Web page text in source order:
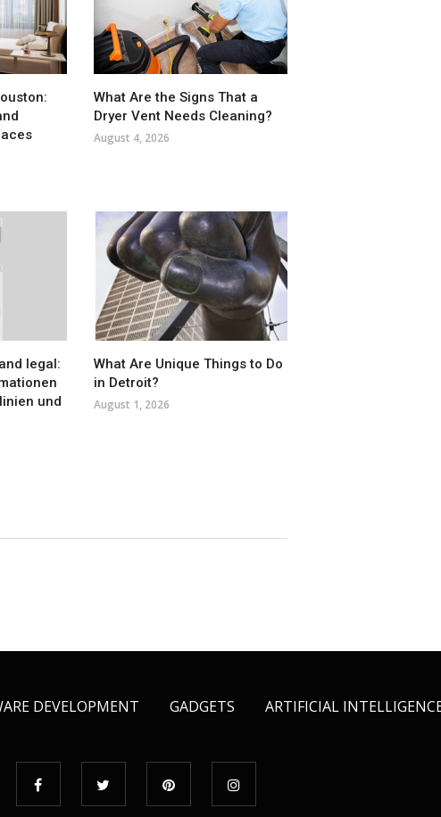
What Are the Signs That a
Dryer Vent Needs Cleaning?
August 4, 2026
legal:
und
What Are Unique Things to Do
in Detroit?
August 1, 2026
DEVELOPMENT GADGETS ARTIFICIAL INTELLIGENCE